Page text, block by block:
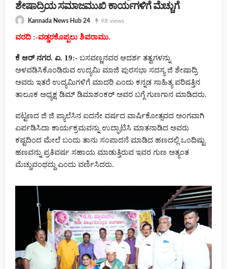
ಬಾತ್‌ನಲ್ಲಿ ಉಲ್ಲೇಖ
Kannada News Hub 24 82 views
ಬೇಸಾಯದ ಜಮೀನಿಗೆ ತೊಂದರೆ ನೀಡುತ್ತಿದ್ದು ಸೂಕ್ತ ರಕ್ಷಣೆ ನೀಡುವಂತ್ತೆ
ಒತ್ತಾಯಿಸಿದ ನೊಂದ ಮಾಲೀಕ
ಬಿಸಿಲಿನಿಂದ ಬರಿದಾದ ಕೆರೆಗಳು, ಸಂಕಷ್ಟದಲ್ಲಿ ರೈತರು : ಸರ್ಕಾರದ ನಿರ್ಲಕ್ಷ್ಯಕ್ಕೆ
ಕುಮಾರಸ್ವಾಮಿ ಗರಂ : ಗೃಹಲಕ್ಷ್ಮಿ ಬಗ್ಗೆ ಕುಮಾರಸ್ವಾಮಿ ಸ್ಪಷ್ಟನೆ
ಅಭಿಮಾನಿಗಳ ಸಮ್ಮುಖದಲ್ಲಿ ಡಾ. ಎಂ. ಲಿಂಗರಾಜು ಜನ್ಮದಿನ ಸಂಭ್ರಮ : ನಾಡು-
ನುಡಿಗೆ ಹೋರಾಟ ಮುಂದುವರಿಸುವ ಪ್ರತಿಜ್ಞೆ
ಶೇಷಾದ್ರಿಯ ಸಮಾಜಮುಖಿ ಕಾರ್ಯಗಳಿಗೆ ಮೆಚ್ಚುಗೆ
Kannada News Hub 24 98 views
ವರದಿ :-ವಡ್ಡರಕೊಪ್ಪಲು ಶಿವರಾಮು.
ಕೆ ಆರ್ ನಗರ. ಏ. 19:- ಬಸವಣ್ಣನವರ ಆದರ್ಶ ತತ್ವಗಳನ್ನು
ಅಳವಡಿಸಿಕೊಂಡಿರುವ ಉದ್ಯಮಿ ಮಾಜಿ ಪುರಸಭಾ ಸದಸ್ಯ ಜಿ ಶೇಷಾದ್ರಿ
ಅವರು ಇತರೆ ಉದ್ಯಮಿಗಳಿಗೆ ಮಾದರಿ ಎಂದು ಕನ್ನಡ ಸಾಹಿತ್ಯ ಪರಿಷತ್ತಿನ
ತಾಲೂಕ ಅಧ್ಯಕ್ಷ ಡಿಮ್ ಡಿಮಾಶಂಕರ್ ಅವರ ಬಗ್ಗೆ ಗುಣಗಾನ ಮಾಡಿದರು.
ಪಟ್ಟಣದ ಜಿ ಜಿ ಪ್ಯಾಲೆಸಿನ ಐದನೇ ವರ್ಷದ ವಾರ್ಷಿಕೋತ್ಸವದ ಅಂಗವಾಗಿ
ಏರ್ಪಡಿಸಿದಾ ಕಾರ್ಯಕ್ರಮವನ್ನು ಉದ್ಘಾಟಿಸಿ ಮಾತನಾಡಿದ ಅವರು
ಕಷ್ಟದಿಂದ ಮೇಲೆ ಬಂದು ತಾನು ಸಂಪಾದನೆ ಮಾಡಿದ ಹಣದಲ್ಲಿ ಒಂದಿಷ್ಟು
ಹಣವನ್ನು ಪ್ರತಿವರ್ಷ ಸಹಾಯ ಮಾಡುತ್ತಿರುವ ಇವರ ಗುಣ ಅತ್ಯಂತ
ಮೆಚ್ಚುವಂಥದ್ದು ಎಂದು ವರ್ಣಿಸಿದರು.